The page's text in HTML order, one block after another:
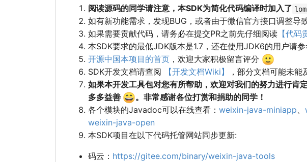
阅读源码的同学请注意，本SDK为简化代码编译时加入了
如有新功能需求，发现BUG，或者由于微信官方接口调整导
如果需要贡献代码，请务必在提交PR之前先仔细阅读【代码
本SDK要求的最低JDK版本是1.7，还在使用JDK6的用户请参
开源中国本项目的首页，欢迎大家积极留言评分 🙂
SDK开发文档请查阅 【开发文档Wiki】
，部分文档可能未能
如果本开发工具包对您有所帮助，欢迎对我们的努力进行肯
多多益善 😄。非常感谢各位打赏和捐助的同学！
各个模块的Javadoc可以在线查看： weixin-java-miniapp、
weixin-java-open
本SDK项目在以下代码托管网站同步更新:
码云： https://gitee.com/binary/weixin-java-tools